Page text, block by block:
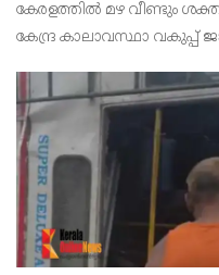
കേരളത്തിൽ മഴ വീണ്ടും
കേന്ദ്ര കാലാവസ്ഥാ വകുപ്പ്
പ്രഖ്യാപിച്ച